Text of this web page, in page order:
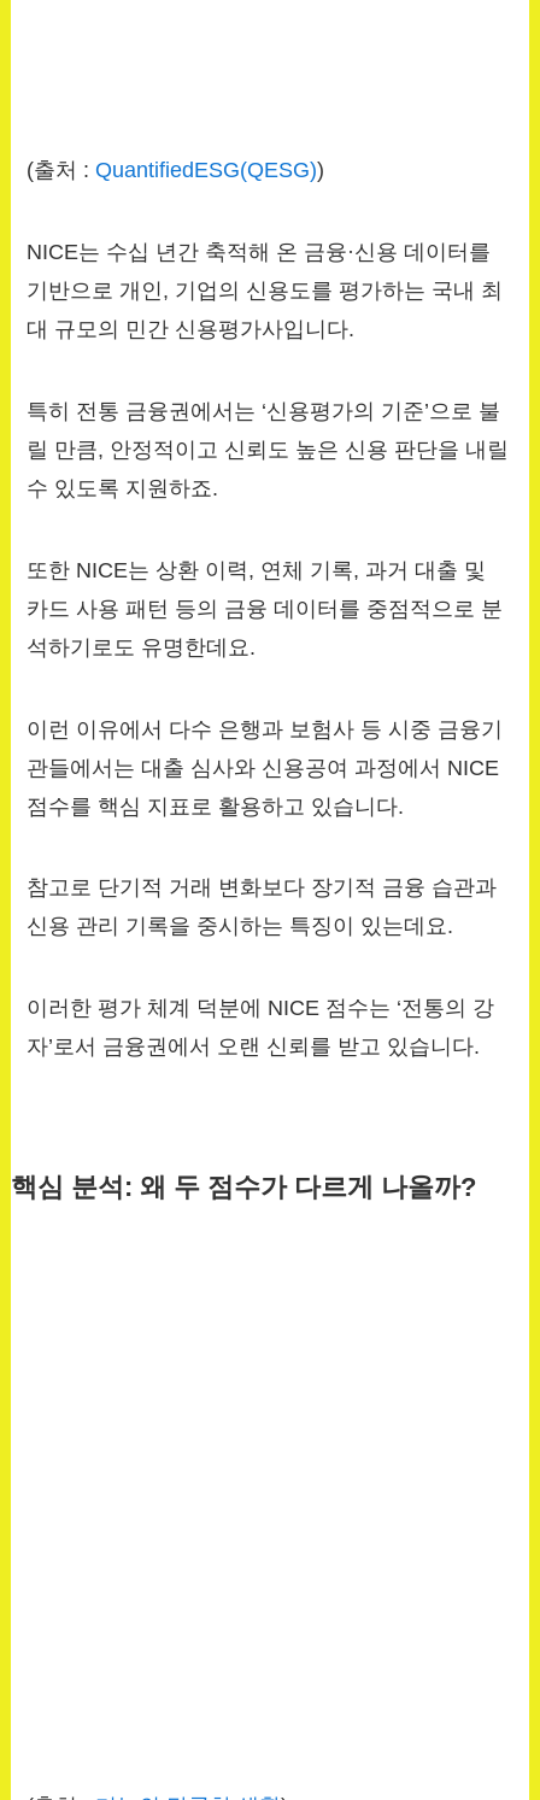
(출처 :QuantifiedESG(QESG))
NICE는 수십 년간 축적해 온 금융·신용 데이터를
기반으로 개인, 기업의 신용도를 평가하는 국내 최
대 규모의 민간 신용평가사입니다.
특히 전통 금융권에서는 ‘신용평가의 기준’으로 불
릴 만큼, 안정적이고 신뢰도 높은 신용 판단을 내릴
수 있도록 지원하죠.
또한 NICE는 상환 이력, 연체 기록, 과거 대출 및
카드 사용 패턴 등의 금융 데이터를 중점적으로 분
석하기로도 유명한데요.
이런 이유에서 다수 은행과 보험사 등 시중 금융기
관들에서는 대출 심사와 신용공여 과정에서 NICE
점수를 핵심 지표로 활용하고 있습니다.
참고로 단기적 거래 변화보다 장기적 금융 습관과
신용 관리 기록을 중시하는 특징이 있는데요.
이러한 평가 체계 덕분에 NICE 점수는 ‘전통의 강
자’로서 금융권에서 오랜 신뢰를 받고 있습니다.
핵심 분석: 왜 두 점수가 다르게 나올까?